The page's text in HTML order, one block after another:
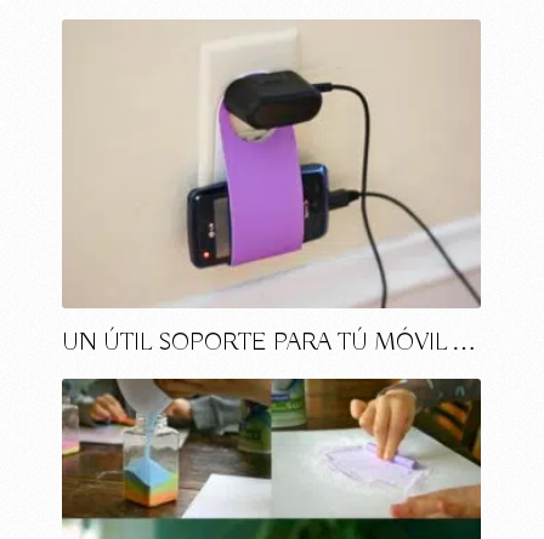
UN ÚTIL SOPORTE PARA TÚ MÓVIL …